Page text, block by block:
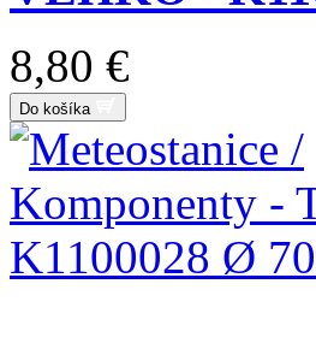
8,80 €
Do košíka